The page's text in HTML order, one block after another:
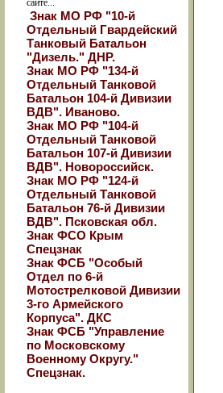
сайте...
Знак МО РФ "10-й
Отдельный Гвардейский
Танковый Батальон
"Дизель." ДНР.
Знак МО РФ "134-й
Отдельный Танковой
Батальон 104-й Дивизии
ВДВ". Иваново.
Знак МО РФ "104-й
Отдельный Танковой
Батальон 107-й Дивизии
ВДВ". Новороссийск.
Знак МО РФ "124-й
Отдельный Танковой
Батальон 76-й Дивизии
ВДВ". Псковская обл.
Знак ФСО Крым
Спецзнак
Знак ФСБ "Особый
Отдел по 6-й
Мотострелковой Дивизии
3-го Армейского
Корпуса". ДКС
Знак ФСБ "Управление
по Московскому
Военному Округу."
Спецзнак.